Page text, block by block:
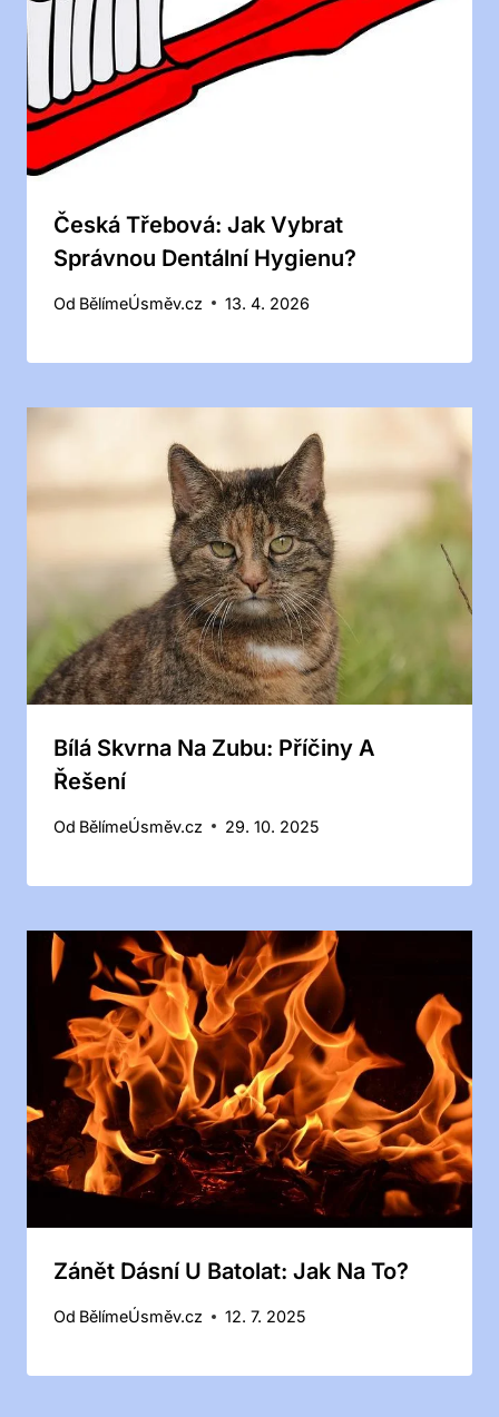
Česká Třebová: Jak Vybrat
Správnou Dentální Hygienu?
Od BělímeÚsměv.cz 13. 4. 2026
Bílá Skvrna Na Zubu: Příčiny A
Řešení
Od BělímeÚsměv.cz 29. 10. 2025
Zánět Dásní U Batolat: Jak Na To?
Od BělímeÚsměv.cz 12. 7. 2025